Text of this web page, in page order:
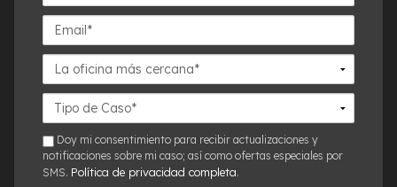
Email*
La
oficina
más
cercana*
Detalles
del
Caso*
smsDoy mi consentimiento para recibir actualizaciones y
notificaciones sobre mi caso; así como ofertas especiales por
SMS. Política de privacidad completa.